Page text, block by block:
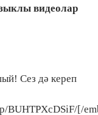
видеолар
Сез дә кереп
BUHTPXcDSiF/[/